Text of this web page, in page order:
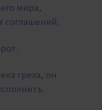
мира,
соглашений.
греха, он